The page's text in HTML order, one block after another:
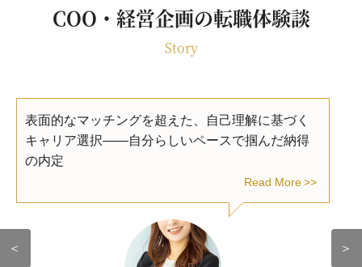
COO・経営企画の転職体験談
Story
＜
表面的なマッチングを超えた、自己理解に基づく
キャリア選択――自分らしいペースで掴んだ納得
の内定
Read More
＞